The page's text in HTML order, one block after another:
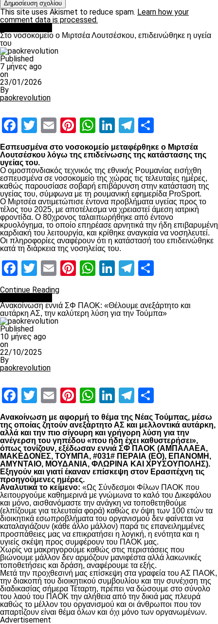
This site uses Akismet to reduce spam. Learn how your
comment data is processed.
Στο νοσοκομείο ο Μιρτσέα Λουτσέσκου, επιδεινώθηκε η υγεία
του
Published
7 μήνες ago
on
23/01/2026
By
paokrevolution
Facebook
Twitter
EmailPinterest
WhatsApp
LinkedIn
Telegram
Εσπευσμένα στο νοσοκομείο μεταφέρθηκε ο Μιρτσέα
Λουτσέσκου λόγω της επιδείνωσης της κατάστασης της
υγείας του.
Ο ομοσπονδιακός τεχνικός της εθνικής Ρουμανίας εισήχθη
εσπευσμένα σε νοσοκομείο της χώρας τις τελευταίες ημέρες,
καθώς παρουσίασε σοβαρή επιβάρυνση στην κατάσταση της
υγείας του, σύμφωνα με τη ρουμανική εφημερίδα ProSport.
Ο Μιρτσέα αντιμετώπισε έντονα προβλήματα υγείας προς το
τέλος του 2025, με αποτέλεσμα να χρειαστεί άμεση ιατρική
φροντίδα. Ο 80χρονος ταλαιπωρήθηκε από έντονο
κρυολόγημα, το οποίο επηρέασε αρνητικά την ήδη επιβαρυμένη
καρδιακή του λειτουργία, και κρίθηκε αναγκαία να νοσηλευτεί.
Οι πληροφορίες αναφέρουν ότι η κατάστασή του επιδεινώθηκε
κατά τη διάρκεια της νοσηλείας του.
Facebook
Twitter
EmailPinterest
WhatsApp
LinkedIn
Telegram
Continue Reading
Ανακοίνωση εννιά ΣΦ ΠΑΟΚ: «Θέλουμε ανεξάρτητο και
αυτάρκη ΑΣ, την καλύτερη λύση για την Τούμπα»
Published
10 μήνες ago
on
22/10/2025
By
paokrevolution
Facebook
Twitter
EmailPinterest
WhatsApp
LinkedIn
Telegram
Ανακοίνωση με αφορμή το θέμα της Νέας Τούμπας, μέσω
της οποίας ζητούν ανεξάρτητο ΑΣ και μελλοντικά αυτάρκη,
αλλά και την πιο σίγουρη και γρήγορη λύση για την
ανέγερση του γηπέδου «που ήδη έχει καθυστερήσει»,
όπως τονίζουν, εξέδωσαν εννιά ΣΦ ΠΑΟΚ (ΑΜΠΑΛΑΕΑ,
ΜΑΚΕΔΟΝΕΣ, ΤΟΥΜΠΑ, #031# ΠΕΡΑΙΑ (ΕΟ), ΕΠΑΝΟΜΗ,
ΑΜΥΝΤΑΙΟ, ΜΟΥΔΑΝΙΑ, ΦΛΩΡΙΝΑ ΚΑΙ ΧΡΥΣΟΥΠΟΛΗΣ).
Εξηγούν και γιατί έκαναν επίσκεψη στον Ερασιτέχνη τις
προηγούμενες ημέρες.
Αναλυτικά το κείμενο: «Ως Σύνδεσμοι Φίλων ΠΑΟΚ που
λειτουργούμε καθημερινά με γνώμωνα το καλό του Δικεφάλου
και μόνο, αισθανόμαστε την ανάγκη να τοποθετηθούμε
(ελπίζουμε για τελευταία φορά) καθώς εν όψη των 100 ετών τα
διοικητικά εσωπροβλήματα του οργανισμού δεν φαίνεται να
καταλαγιάζουν (κάθε άλλο μάλλον) παρά τις επανειλημμένες
προσπάθειες μας να επικρατήσει η λογική, η ενότητα και η
υγιείς σκέψη προς συμφέρουν του ΠΑΟΚ μας.
Χωρίς να μακρηγορούμε καθώς στις περιστάσεις που
βιώνουμε μάλλον δεν αρμόζουν μανιφέστα αλλά λακωνικές
τοποθετήσεις και δράση, αναφέρουμε τα εξής.
Μετά την προχθεσινή μας επίσκεψη στα γραφεία του ΑΣ ΠΑΟΚ,
την διακοπή του διοικητικού συμβουλίου και την συνέχιση της
διαδικασίας σήμερα Τέταρτη, πρέπει να δώσουμε στο σύνολο
του λαού του ΠΑΟΚ την αλήθεια από την δικιά μας πλευρά
καθώς το μέλλον του οργανισμού και οι άνθρωποι που τον
απαρτίζουν είναι θέμα όλων και όχι μόνο των οργανωμένων.
Advertisement